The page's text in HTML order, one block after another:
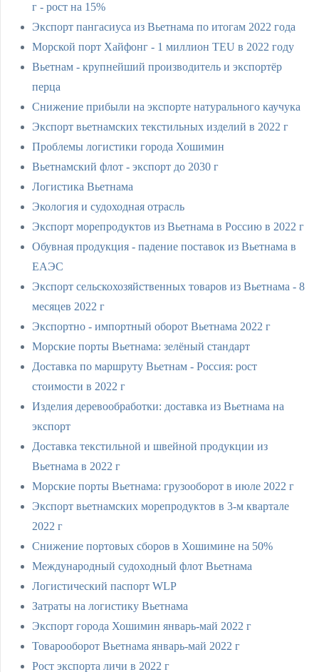
г - рост на 15%
Экспорт пангасиуса из Вьетнама по итогам 2022 года
Морской порт Хайфонг - 1 миллион TEU в 2022 году
Вьетнам - крупнейший производитель и экспортёр
перца
Снижение прибыли на экспорте натурального каучука
Экспорт вьетнамских текстильных изделий в 2022 г
Проблемы логистики города Хошимин
Вьетнамский флот - экспорт до 2030 г
Логистика Вьетнама
Экология и судоходная отрасль
Экспорт морепродуктов из Вьетнама в Россию в 2022 г
Обувная продукция - падение поставок из Вьетнама в
ЕАЭС
Экспорт сельскохозяйственных товаров из Вьетнама - 8
месяцев 2022 г
Экспортно - импортный оборот Вьетнама 2022 г
Морские порты Вьетнама: зелёный стандарт
Доставка по маршруту Вьетнам - Россия: рост
стоимости в 2022 г
Изделия деревообработки: доставка из Вьетнама на
экспорт
Доставка текстильной и швейной продукции из
Вьетнама в 2022 г
Морские порты Вьетнама: грузооборот в июле 2022 г
Экспорт вьетнамских морепродуктов в 3-м квартале
2022 г
Снижение портовых сборов в Хошимине на 50%
Международный судоходный флот Вьетнама
Логистический паспорт WLP
Затраты на логистику Вьетнама
Экспорт города Хошимин январь-май 2022 г
Товарооборот Вьетнама январь-май 2022 г
Рост экспорта личи в 2022 г